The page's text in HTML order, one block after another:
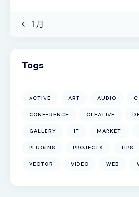
« 1 月
Tags
ACTIVE ART AUDIO
CONFERENCE CREATIVE
GALLERY IT MARKET
PLUGINS PROJECTS TIPS
VECTOR VIDEO WEB